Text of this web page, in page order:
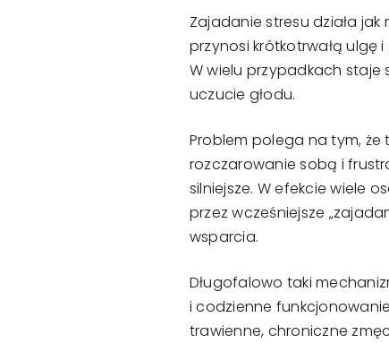
Zajadanie stresu działa
przynosi krótkotrwałą ulgę
W wielu przypadkach
uczucie głodu.
Problem polega na tym, że
rozczarowanie sobą i
silniejsze. W efekcie wiele
przez wcześniejsze
wsparcia.
Długofalowo taki
i codzienne
trawienne, chroniczne